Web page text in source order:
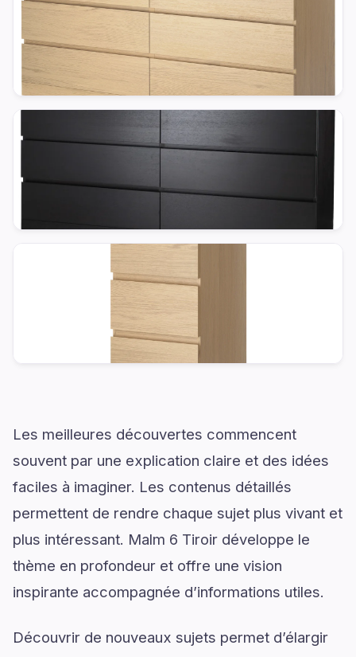
Les meilleures découvertes commencent
souvent par une explication claire et des idées
faciles à imaginer. Les contenus détaillés
permettent de rendre chaque sujet plus vivant et
plus intéressant. Malm 6 Tiroir développe le
thème en profondeur et offre une vision
inspirante accompagnée d’informations utiles.
Découvrir de nouveaux sujets permet d’élargir